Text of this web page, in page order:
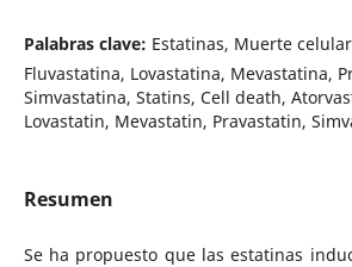
Palabras clave: Estatinas, Muerte
Fluvastatina, Lovastatina, Mevastatina,
Simvastatina, Statins, Cell death,
Lovastatin, Mevastatin, Pravastatin,
Resumen
Se ha propuesto que las estatinas